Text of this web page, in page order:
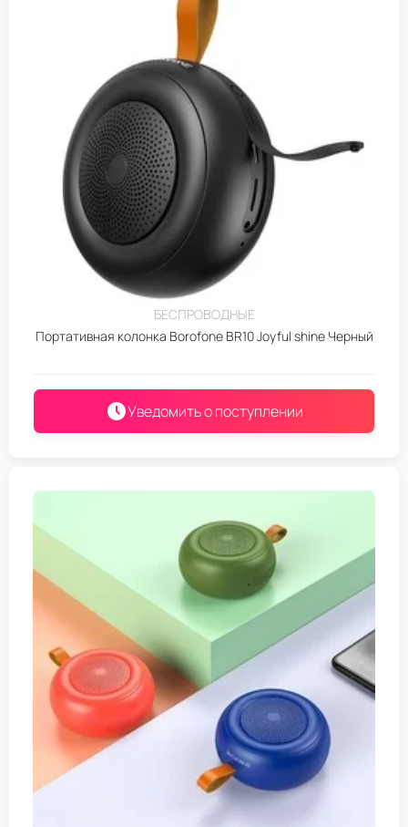
БЕСПРОВОДНЫЕ
Портативная колонка Borofone BR10 Joyful shine Черный
Уведомить о поступлении